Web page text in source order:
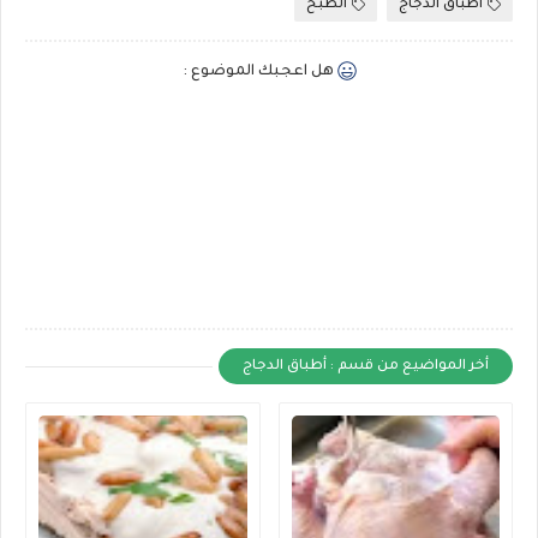
أطباق الدجاج الطبخ
هل اعجبك الموضوع :
أخر المواضيع من قسم : أطباق الدجاج